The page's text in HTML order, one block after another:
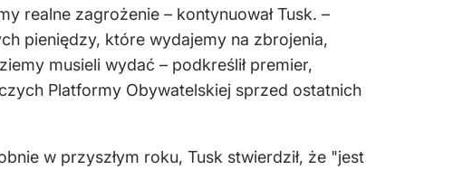
realne zagrożenie – kontynuował Tusk. –
pieniędzy, które wydajemy na zbrojenia,
musieli wydać – podkreślił premier,
Platformy Obywatelskiej sprzed ostatnich
w przyszłym roku, Tusk stwierdził, że "jest